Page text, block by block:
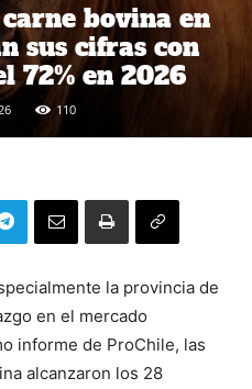
bovina en
sus cifras con
72% en 2026
110
la provincia de
en el mercado
informe de ProChile, las
alcanzaron los 28